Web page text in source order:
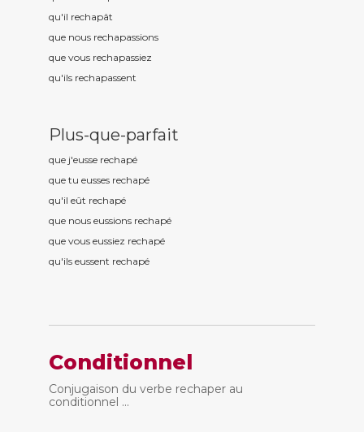
qu'il rechapât
que nous rechapassions
que vous rechapassiez
qu'ils rechapassent
Plus-que-parfait
que j'eusse rechapé
que tu eusses rechapé
qu'il eût rechapé
que nous eussions rechapé
que vous eussiez rechapé
qu'ils eussent rechapé
Conditionnel
Conjugaison du verbe rechaper au
conditionnel ...